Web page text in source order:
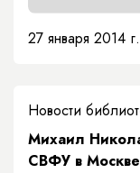
27 января 2014
Новости
Михаил
СВФУ в Москве